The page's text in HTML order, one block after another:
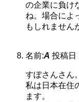
の企業に負け
ね。場合によ
もしれません
名前:A 投稿日
すぽさんさん。
私は日本在住
ます。